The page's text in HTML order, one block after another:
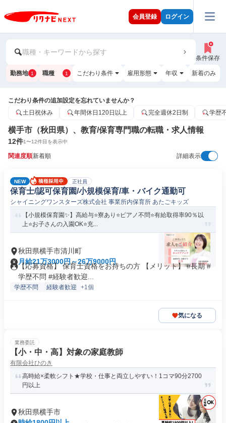
会員登録 ログイン
職種・キーワードから探す
条件保存
勤務地 1 職種 1 こだわり条件 雇用形態 年収 新着のみ
こだわり条件の追加設定を忘れていませんか？
土日祝休み
年間休日120日以上 完全週休2日制 学歴
横手市（秋田県）、教育/保育専門職の転職・求人情報
12件1〜12件目を表示中
関連度順新着順 詳細表示
NEW 正社員
保育士/認可保育園/小規模保育/車・バイク通勤可
シャイニングワンスターズ株式会社 事業所内保育所 あたごキッズ
【小規模保育園✨】高給与⭐寮あり⭐ピアノ不問⭐有給取得率90％以
上⭐お子さんの入園OK⭐充...
秋田県横手市清川町
月給21万3000円～26万9000円
【応募資格】 保育士資格をお持ちの方 【メリット】 #長期 #
学歴不問 #経験者歓迎...
学歴不問 経験者歓迎 +1個
気になる
業務委託
【小・中・高】対象の家庭教師
有限会社ひのき
高時給×柔軟シフト★学校・仕事と両立しやすい！1コマ90分2700
円以上
秋田県横手市